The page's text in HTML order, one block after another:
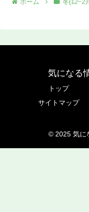
ホーム 冬(12~2
気になる
トップ
サイトマップ
© 2025 気に